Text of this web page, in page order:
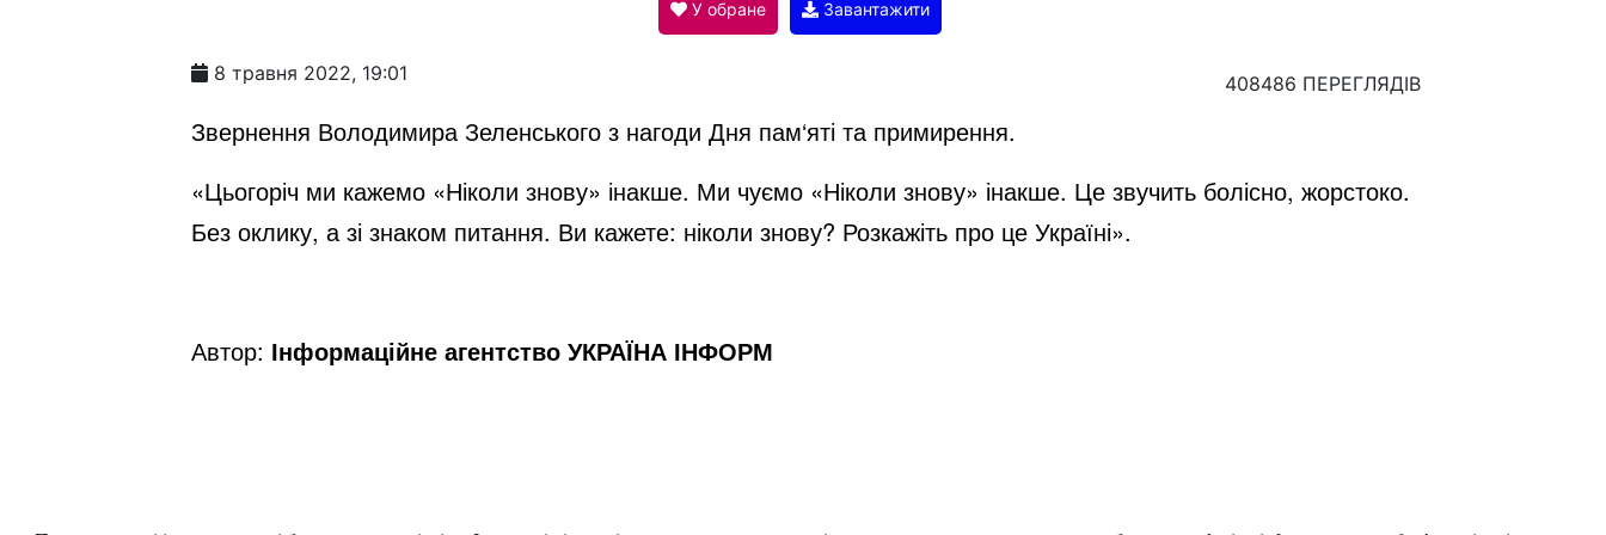
d
e
У обране Завантажити
8 травня 2022, 19:01 408486 ПЕРЕГЛЯДІВ
Звернення Володимира Зеленського з нагоди Дня пам‘яті та примирення.
«Цьогоріч ми кажемо «Ніколи знову» інакше. Ми чуємо «Ніколи знову» інакше. Це звучить болісно, жорстоко.
Без оклику, а зі знаком питання. Ви кажете: ніколи знову? Розкажіть про це Україні».
Автор: Інформаційне агентство УКРАЇНА ІНФОРМ